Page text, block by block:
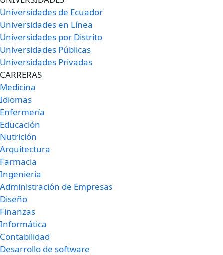
Universidades de Ecuador
Universidades en Línea
Universidades por Distrito
Universidades Públicas
Universidades Privadas
CARRERAS
Medicina
Idiomas
Enfermería
Educación
Nutrición
Arquitectura
Farmacia
Ingeniería
Administración de Empresas
Diseño
Finanzas
Informática
Contabilidad
Desarrollo de software